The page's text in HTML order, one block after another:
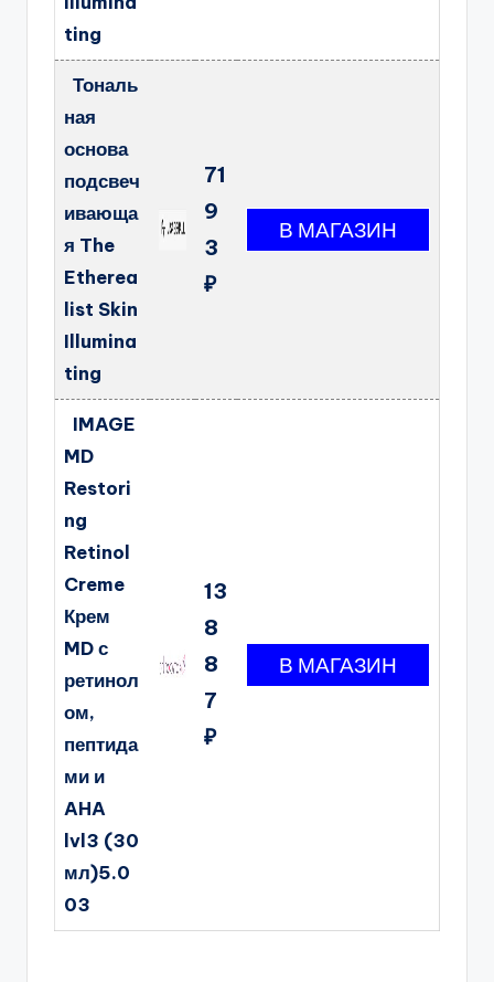
ting
Тональ
ная
основа
подсвеч
ивающа
я The
Etherea
list Skin
Illumina
ting
71
9
3
₽
IMAGE
MD
Restori
ng
Retinol
Creme
Крем
MD с
ретинол
ом,
пептида
ми и
AHA
lvl3 (30
мл)5.0
03
13
8
8
7
₽